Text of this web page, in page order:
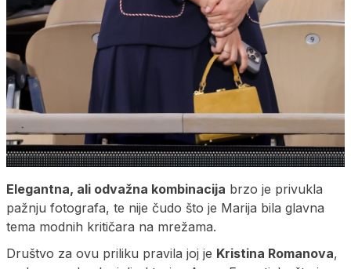
Elegantna, ali odvažna kombinacija brzo je privukla
pažnju fotografa, te nije čudo što je Marija bila glavna
tema modnih kritičara na mrežama.
Društvo za ovu priliku pravila joj je Kristina Romanova,